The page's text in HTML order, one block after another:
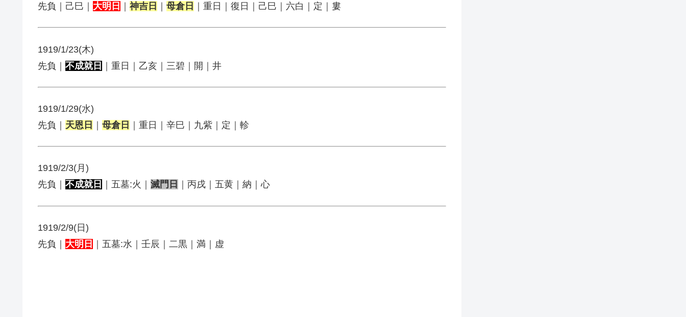
先負｜己巳｜ 大明日 神吉日 母倉日 ｜重日｜復日｜己巳｜六白｜定｜婁
1919/1/23(木)
先負｜ 不成就日 ｜重日｜乙亥｜三碧｜開｜井
1919/1/29(水)
先負｜ 天恩日 ｜ 母倉日 ｜重日｜辛巳｜九紫｜定｜軫
1919/2/3(月)
先負｜ 不成就日 ｜五墓:火｜ 滅門日 ｜丙戌｜五黄｜納｜心
1919/2/9(日)
先負｜ 大明日 ｜五墓:水｜壬辰｜二黒｜満｜虚